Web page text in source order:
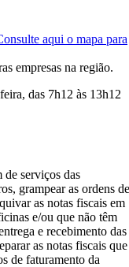
aqui o mapa para
empresas na região.
das 7h12 às 13h12
de serviços das
grampear as ordens de
as notas fiscais em
e/ou que não têm
e recebimento das
as notas fiscais que
de faturamento da